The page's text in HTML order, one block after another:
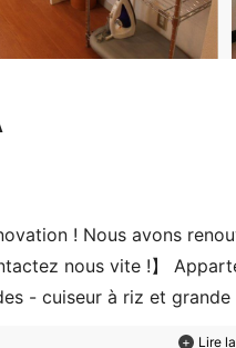
! Nous avons
nous vite !】
- cuiseur à riz et